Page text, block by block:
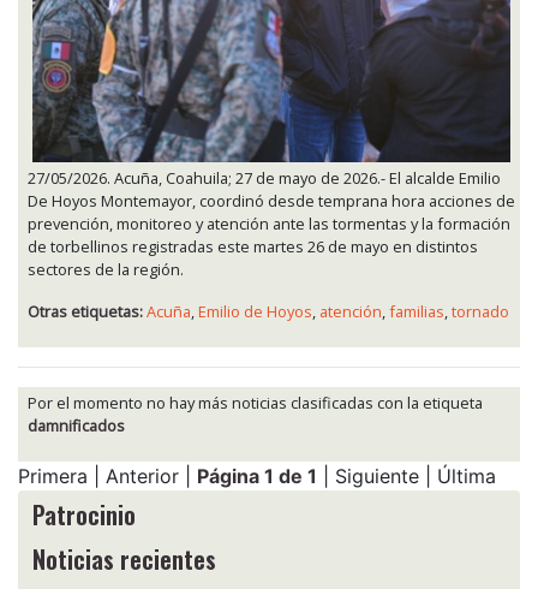
27/05/2026. Acuña, Coahuila; 27 de mayo de 2026.- El alcalde Emilio
De Hoyos Montemayor, coordinó desde temprana hora acciones de
prevención, monitoreo y atención ante las tormentas y la formación
de torbellinos registradas este martes 26 de mayo en distintos
sectores de la región.
Otras etiquetas:Acuña,Emilio de Hoyos, atención,familias,tornado
Por el momento no hay más noticias clasificadas con la etiqueta
damnificados
Primera | Anterior | Página 1 de 1 | Siguiente | Última
Patrocinio
Noticias recientes